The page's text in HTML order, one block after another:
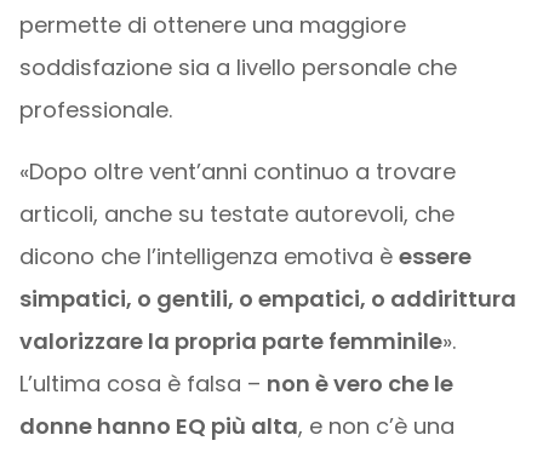
permette di ottenere una maggiore
soddisfazione sia a livello personale che
professionale.
«Dopo oltre vent’anni continuo a trovare
articoli, anche su testate autorevoli, che
dicono che l’intelligenza emotiva è essere
simpatici, o gentili, o empatici, o addirittura
valorizzare la propria parte femminile».
L’ultima cosa è falsa – non è vero che le
donne hanno EQ più alta, e non c’è una